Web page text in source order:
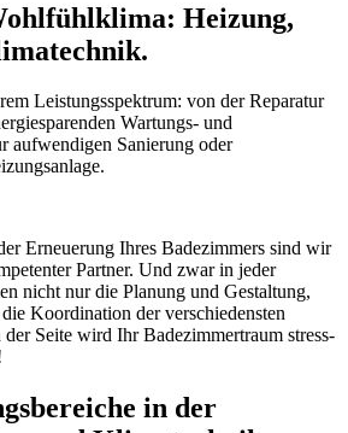
Heizung,
Leistungsspektrum: von der Reparatur
Wartungs- und
aufwendigen Sanierung oder
Erneuerung Ihres Badezimmers sind wir
Partner. Und zwar in jeder
nicht nur die Planung und Gestaltung,
Koordination der verschiedensten
Seite wird Ihr Badezimmertraum stress-
in der